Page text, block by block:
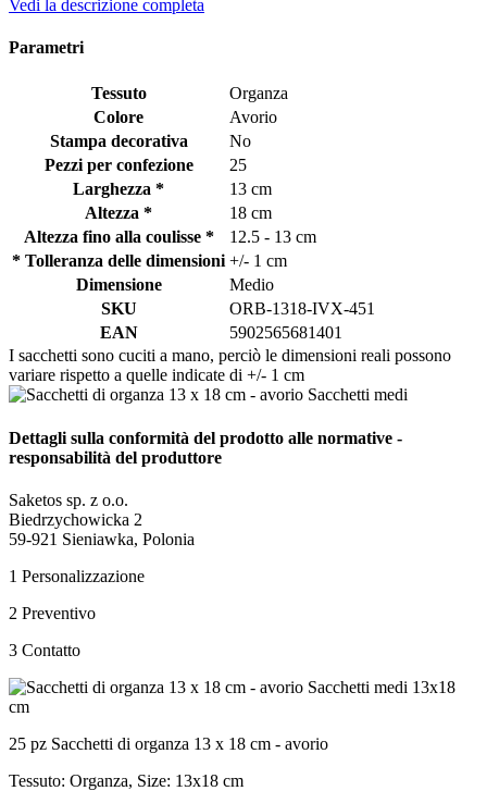
Vedi la descrizione completa
Parametri
Tessuto
Organza
Colore
Avorio
Stampa decorativa
No
Pezzi per confezione
25
Larghezza *
13 cm
Altezza *
18 cm
Altezza fino alla coulisse *
12.5 - 13 cm
* Tolleranza delle dimensioni +/- 1 cm
Dimensione
Medio
SKU
ORB-1318-IVX-451
EAN
5902565681401
I sacchetti sono cuciti a mano, perciò le dimensioni reali possono
variare rispetto a quelle indicate di +/- 1 cm
Dettagli sulla conformità del prodotto alle normative -
responsabilità del produttore
Saketos sp. z o.o.
Biedrzychowicka 2
59-921 Sieniawka, Polonia
1 Personalizzazione
2 Preventivo
3 Contatto
25 pz Sacchetti di organza 13 x 18 cm - avorio
Tessuto: Organza, Size: 13x18 cm